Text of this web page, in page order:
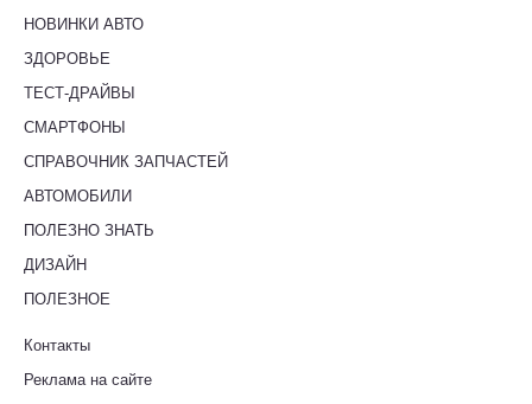
НОВИНКИ АВТО
ЗДОРОВЬЕ
ТЕСТ-ДРАЙВЫ
СМАРТФОНЫ
СПРАВОЧНИК ЗАПЧАСТЕЙ
АВТОМОБИЛИ
ПОЛЕЗНО ЗНАТЬ
ДИЗАЙН
ПОЛЕЗНОЕ
Контакты
Реклама на сайте